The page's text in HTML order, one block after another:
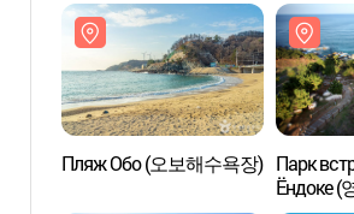
Пляж Обо (오보해수욕장) Парк
Ёндоке (